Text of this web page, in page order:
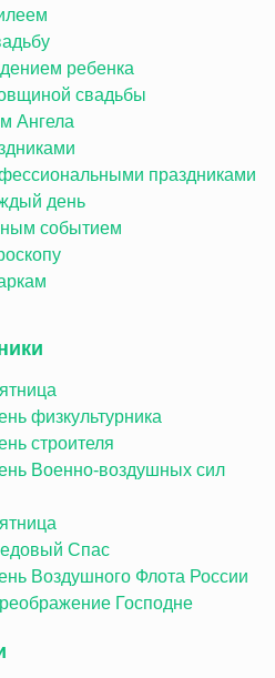
ребенка
свадьбы
Ангела
праздниками
день
событием
физкультурника
строителя
Военно-воздушных сил
Спас
Воздушного Флота России
Господне